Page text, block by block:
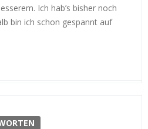
Ich hab’s bisher noch
bin ich schon gespannt auf